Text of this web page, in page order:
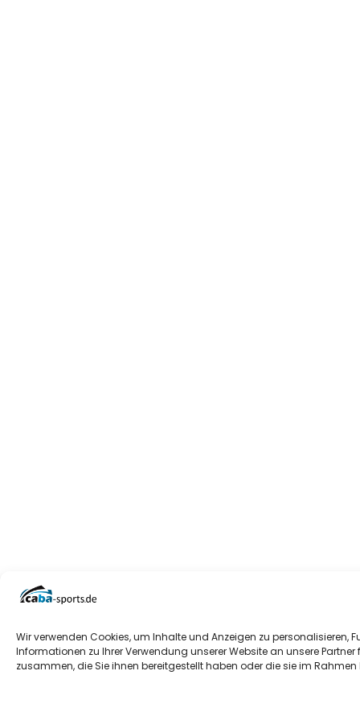
Wir verwenden Cookies, um Inhalte und Anzeigen zu
Informationen zu Ihrer Verwendung unserer Website an unsere
zusammen, die Sie ihnen bereitgestellt haben oder die sie im